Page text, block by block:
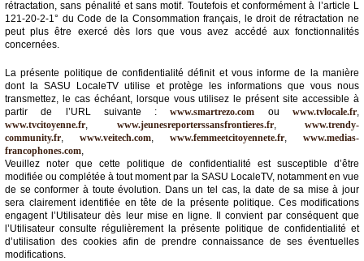
rétractation, sans pénalité et sans motif. Toutefois et conformément à l’article L
121-20-2-1° du Code de la Consommation français, le droit de rétractation ne
peut plus être exercé dès lors que vous avez accédé aux fonctionnalités
concernées.
La présente politique de confidentialité définit et vous informe de la manière
dont la SASU LocaleTV utilise et protège les informations que vous nous
transmettez, le cas échéant, lorsque vous utilisez le présent site accessible à
partir de l’URL suivante :www.smartrezo.com ouwww.tvlocale.fr,
www.tvcitoyenne.fr, www.jeunesreporterssansfrontieres.fr, www.trendy-
community.fr, www.veitech.com, www.femmeetcitoyennete.fr, www.medias-
francophones.com,
Veuillez noter que cette politique de confidentialité est susceptible d’être
modifiée ou complétée à tout moment par la SASU LocaleTV, notamment en vue
de se conformer à toute évolution. Dans un tel cas, la date de sa mise à jour
sera clairement identifiée en tête de la présente politique. Ces modifications
engagent l’Utilisateur dès leur mise en ligne. Il convient par conséquent que
l’Utilisateur consulte régulièrement la présente politique de confidentialité et
d’utilisation des cookies afin de prendre connaissance de ses éventuelles
modifications.